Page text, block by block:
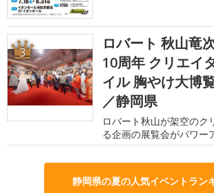
3
ロバート 秋山竜
10周年 クリエイ
イル 胸やけ大博
／静岡県
ロバート秋山が架空のク
る企画の展覧会がパワー
静岡県の夏の人気イベントラン